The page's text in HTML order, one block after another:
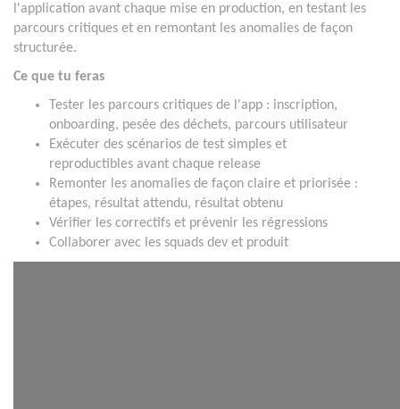
l'application avant chaque mise en production, en testant les
parcours critiques et en remontant les anomalies de façon
structurée.
Ce que tu feras
Tester les parcours critiques de l'app : inscription,
onboarding, pesée des déchets, parcours utilisateur
Exécuter des scénarios de test simples et
reproductibles avant chaque release
Remonter les anomalies de façon claire et priorisée :
étapes, résultat attendu, résultat obtenu
Vérifier les correctifs et prévenir les régressions
Collaborer avec les squads dev et produit